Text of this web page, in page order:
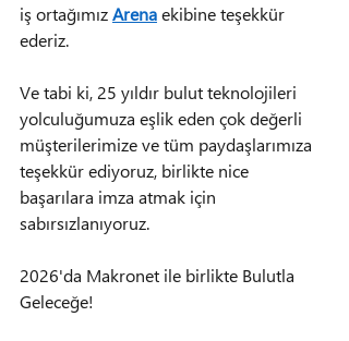
iş ortağımız Arena ekibine teşekkür
ederiz.
Ve tabi ki, 25 yıldır bulut teknolojileri
yolculuğumuza eşlik eden çok değerli
müşterilerimize ve tüm paydaşlarımıza
teşekkür ediyoruz, birlikte nice
başarılara imza atmak için
sabırsızlanıyoruz.
2026'da Makronet ile birlikte Bulutla
Geleceğe!